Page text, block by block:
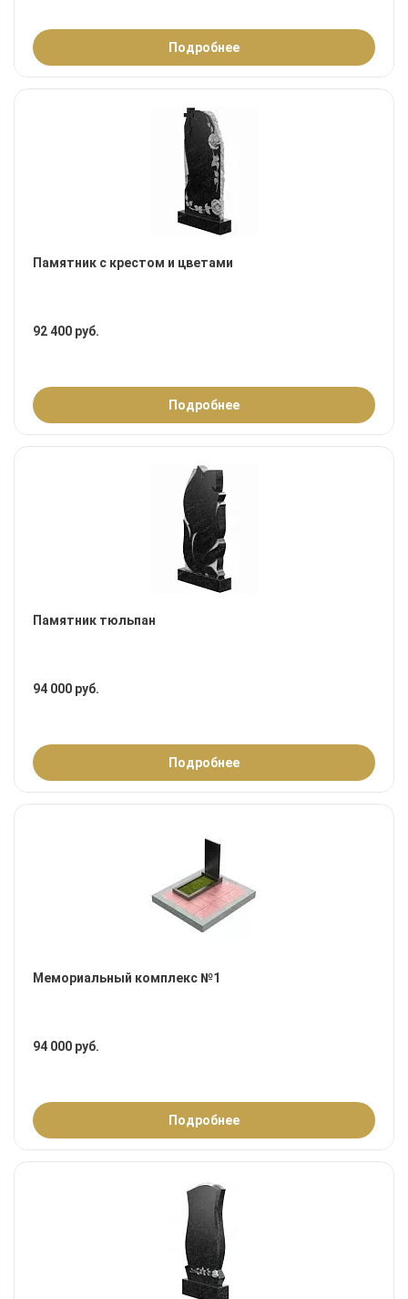
Подробнее
Памятник с крестом и цветами
92 400 руб.
Подробнее
Памятник тюльпан
94 000 руб.
Подробнее
Мемориальный комплекс №1
94 000 руб.
Подробнее